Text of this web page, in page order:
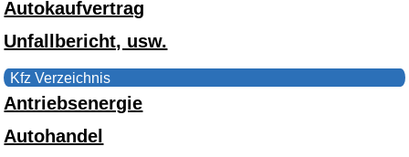
Autokaufvertrag
Unfallbericht, usw.
Kfz Verzeichnis
Antriebsenergie
Autohandel